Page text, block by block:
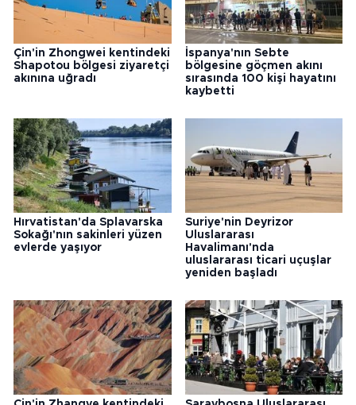
Çin'in Zhongwei kentindeki
Shapotou bölgesi ziyaretçi
akınına uğradı
İspanya'nın Sebte
bölgesine göçmen akını
sırasında 100 kişi hayatını
kaybetti
Hırvatistan'da Splavarska
Sokağı'nın sakinleri yüzen
evlerde yaşıyor
Suriye'nin Deyrizor
Uluslararası
Havalimanı'nda
uluslararası ticari uçuşlar
yeniden başladı